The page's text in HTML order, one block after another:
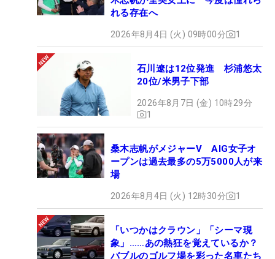
れる存在へ
2026年8月4日 (火) 09時00分 1
石川遼は12位発進 杉浦悠太
20位/米男子下部
2026年8月7日 (金) 10時29分
1
桑木志帆がメジャーV AIG女子オ
ープンは過去最多の5万5000人が来
場
2026年8月4日 (火) 12時30分 1
「いつかはクラウン」「シーマ現
象」……あの熱狂を覚えているか？
バブルのゴルフ場を彩った名車たち